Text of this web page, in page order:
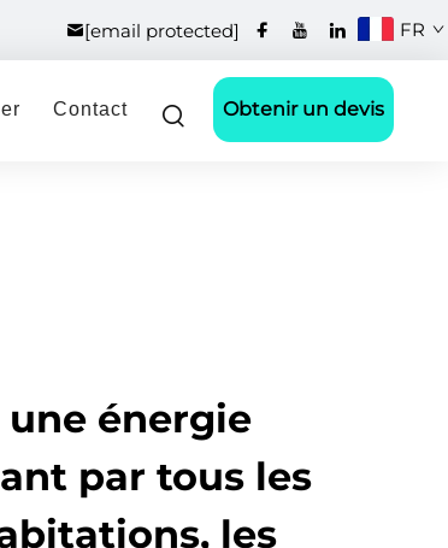
[email protected] FR
Contact Obtenir un devis
une énergie
par tous les
les